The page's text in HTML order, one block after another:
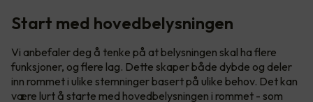
Start med hovedbelysningen
Vi anbefaler deg å tenke på at belysningen skal ha flere
funksjoner, og flere lag. Dette skaper både dybde og deler
inn rommet i ulike stemninger basert på ulike behov. Det kan
være lurt å starte med hovedbelysningen i rommet - som